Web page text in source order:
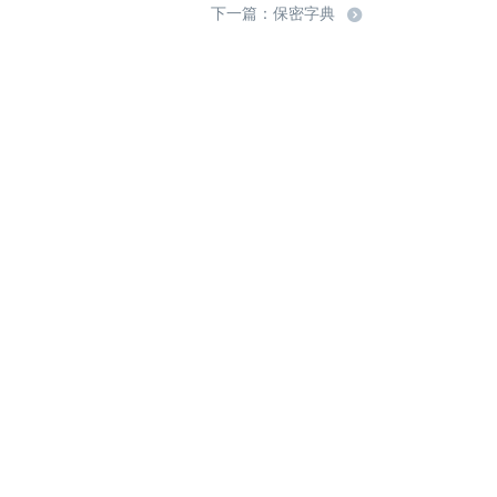
下一篇：保密字典